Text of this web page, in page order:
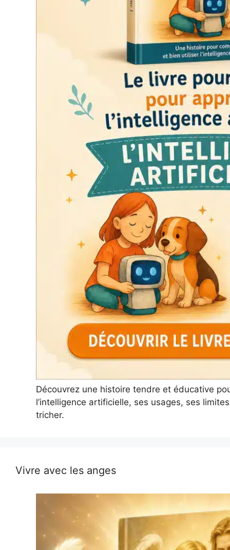
Découvrez une histoire tendre et éducative
l’intelligence artificielle, ses usages, ses
tricher.
Vivre avec les anges